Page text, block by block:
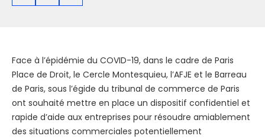
Face à l’épidémie du COVID-19, dans le cadre de Paris
Place de Droit, le Cercle Montesquieu, l’AFJE et le Barreau
de Paris, sous l’égide du tribunal de commerce de Paris
ont souhaité mettre en place un dispositif confidentiel et
rapide d’aide aux entreprises pour résoudre amiablement
des situations commerciales potentiellement